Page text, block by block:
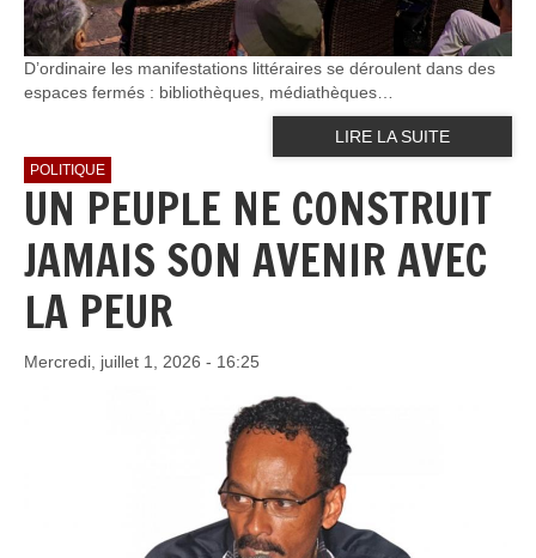
D’ordinaire les manifestations littéraires se déroulent dans des
espaces fermés : bibliothèques, médiathèques…
LIRE LA SUITE
POLITIQUE
UN PEUPLE NE CONSTRUIT
JAMAIS SON AVENIR AVEC
LA PEUR
Mercredi, juillet 1, 2026 - 16:25